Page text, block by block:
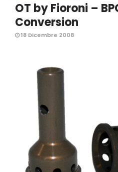
OT by Fioroni –
Conversion
18 Dicembre 2008